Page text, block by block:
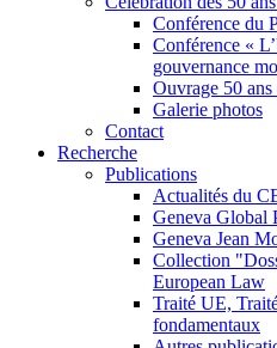
Conférence du
Conférence «
gouvernance
Ouvrage 50
Galerie photos
Contact
Recherche
Publications
Actualités du
Geneva Global
Geneva Jean
Collection
European Law
Traité UE,
fondamentaux